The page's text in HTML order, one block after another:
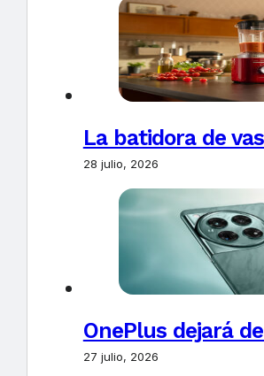
La batidora de
28 julio, 2026
OnePlus dejará
27 julio, 2026